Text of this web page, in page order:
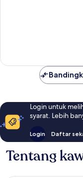
Login untuk
syarat. Lebih
Login Daftar
Tentang